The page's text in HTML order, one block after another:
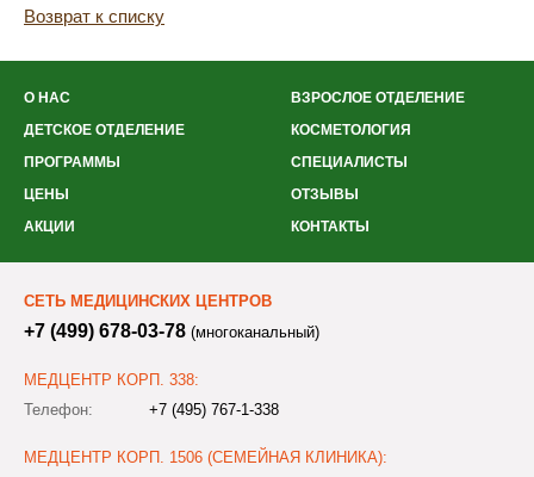
Возврат к списку
О НАС
ВЗРОСЛОЕ ОТДЕЛЕНИЕ
ДЕТСКОЕ ОТДЕЛЕНИЕ
КОСМЕТОЛОГИЯ
ПРОГРАММЫ
СПЕЦИАЛИСТЫ
ЦЕНЫ
ОТЗЫВЫ
АКЦИИ
КОНТАКТЫ
СЕТЬ МЕДИЦИНСКИХ ЦЕНТРОВ
+7 (499) 678-03-78 (многоканальный)
МЕДЦЕНТР КОРП. 338:
Телефон:
+7 (495) 767-1-338
МЕДЦЕНТР КОРП. 1506 (СЕМЕЙНАЯ КЛИНИКА):